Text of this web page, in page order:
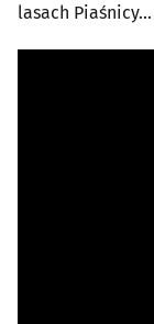
lasach Piaśnicy...